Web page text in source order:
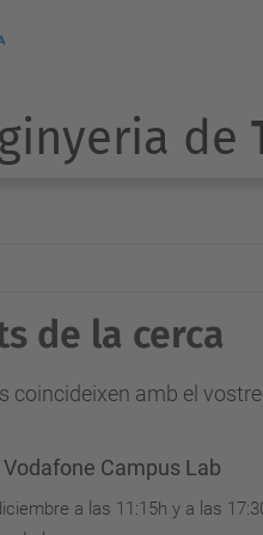
de
de la cerca
coincideixen amb el
Campus Lab
a las 11:15h y a las